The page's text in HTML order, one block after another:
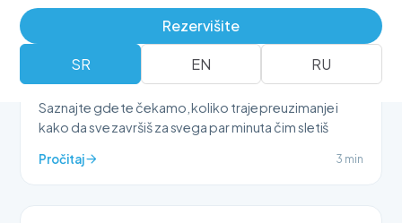
Rezervišite
SR EN RU
Sve o preuzimanju vozila na aerodromu
Saznajte gde te čekamo, koliko traje preuzimanje i
kako da sve završiš za svega par minuta čim sletiš
Pročitaj 3 min